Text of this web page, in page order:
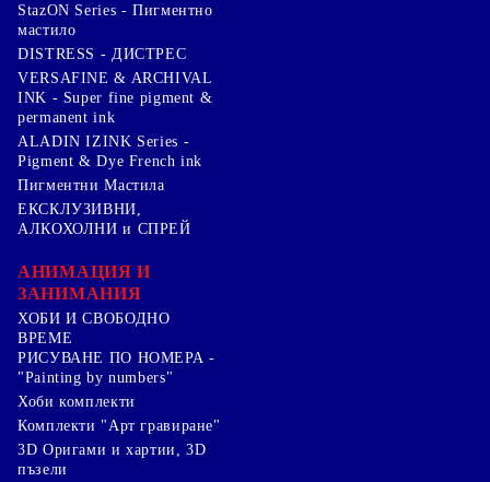
StazON Series - Пигментно
мастило
DISTRESS - ДИСТРЕС
VERSAFINE & ARCHIVAL
INK - Super fine pigment &
permanent ink
ALADIN IZINK Series -
Pigment & Dye French ink
Пигментни Мастила
ЕКСКЛУЗИВНИ,
АЛКОХОЛНИ и СПРЕЙ
АНИМАЦИЯ И
ЗАНИМАНИЯ
ХОБИ И СВОБОДНО
ВРЕМЕ
РИСУВАНЕ ПО НОМЕРА -
"Painting by numbers"
Хоби комплекти
Комплекти "Арт гравиране"
3D Оригами и хартии, 3D
пъзели